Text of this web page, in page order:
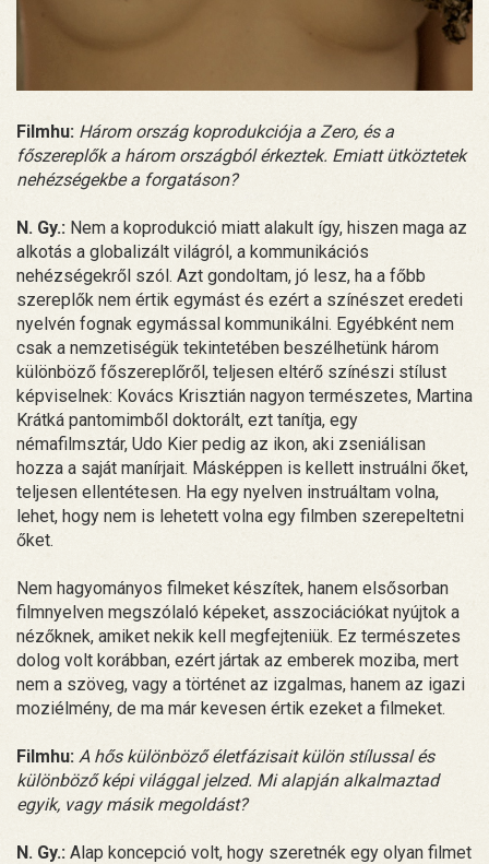
Filmhu: Három ország koprodukciója a Zero, és a
főszereplők a három országból érkeztek. Emiatt ütköztetek
nehézségekbe a forgatáson?
N. Gy.: Nem a koprodukció miatt alakult így, hiszen maga az
alkotás a globalizált világról, a kommunikációs
nehézségekről szól. Azt gondoltam, jó lesz, ha a főbb
szereplők nem értik egymást és ezért a színészet eredeti
nyelvén fognak egymással kommunikálni. Egyébként nem
csak a nemzetiségük tekintetében beszélhetünk három
különböző főszereplőről, teljesen eltérő színészi stílust
képviselnek: Kovács Krisztián nagyon természetes, Martina
Krátká pantomimből doktorált, ezt tanítja, egy
némafilmsztár, Udo Kier pedig az ikon, aki zseniálisan
hozza a saját manírjait. Másképpen is kellett instruálni őket,
teljesen ellentétesen. Ha egy nyelven instruáltam volna,
lehet, hogy nem is lehetett volna egy filmben szerepeltetni
őket.
Nem hagyományos filmeket készítek, hanem elsősorban
filmnyelven megszólaló képeket, asszociációkat nyújtok a
nézőknek, amiket nekik kell megfejteniük. Ez természetes
dolog volt korábban, ezért jártak az emberek moziba, mert
nem a szöveg, vagy a történet az izgalmas, hanem az igazi
moziélmény, de ma már kevesen értik ezeket a filmeket.
Filmhu: A hős különböző életfázisait külön stílussal és
különböző képi világgal jelzed. Mi alapján alkalmaztad
egyik, vagy másik megoldást?
N. Gy.: Alap koncepció volt, hogy szeretnék egy olyan filmet